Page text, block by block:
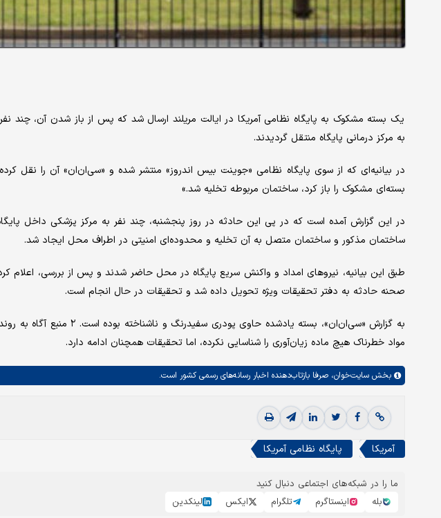
یک بسته مشکوک به پایگاه نظامی آمریکا در ایالت مریلند ارسال شد که پس از باز شدن آن، چند
به مرکز درمانی پایگاه منتقل گردیدند.
در بیانیه‌ای که از سوی پایگاه نظامی «جوینت بیس اندروز» منتشر شده و «سی‌ان‌ان» آن را نقل
بسته‌ای مشکوک را باز کرد، ساختمان مربوطه تخلیه شد.»
در این گزارش آمده است که در پی این حادثه در روز پنجشنبه، چند نفر به مرکز پزشکی داخل
ساختمان مذکور و ساختمان متصل به آن تخلیه و محدوده‌ای امنیتی در اطراف محل ایجاد شد.
طبق این بیانیه، نیروهای امداد و واکنش سریع پایگاه در محل حاضر شدند و پس از بررسی، اعلام
صحنه حادثه به دفتر تحقیقات ویژه تحویل داده شد و تحقیقات در حال انجام است.
به گزارش «سی‌ان‌ان»، بسته یادشده حاوی
مواد خطرناک هیچ ماده زیان‌آوری را شناسایی نکرده، اما تحقیقات همچنان ادامه دارد.
بخش سایت‌خوان، صرفا بازتاب‌دهنده اخبار رسانه‌های رسمی کشور است.
آمریکا پایگاه نظامی آمریکا
ما را در شبکه‌های اجتماعی دنبال کنید
بله
اینستاگرم تلگرام ایکس لینکدین